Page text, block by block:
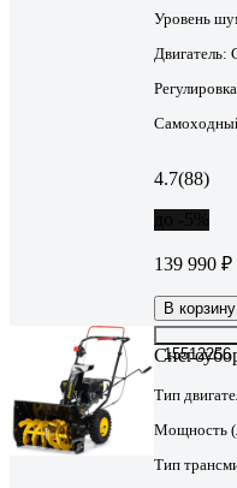
Уровень
Двигатель:
4.7(88)
139 990 ₽
В корзину
15512256
Тип
Мощность
Тип